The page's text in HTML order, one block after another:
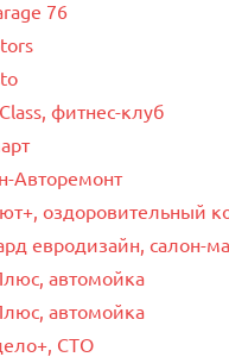
76
фитнес-клуб
Авторемонт
оздоровительный
евродизайн, салон-
автомойка
автомойка
СТО